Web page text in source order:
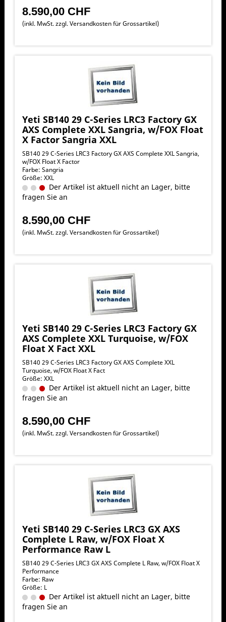
8.590,00 CHF
(inkl. MwSt. zzgl.Versandkosten für Grossartikel)
Yeti SB140 29 C-Series LRC3 Factory GX
AXS Complete XXL Sangria, w/FOX Float
X Factor Sangria XXL
SB140 29 C-Series LRC3 Factory GX AXS Complete XXL Sangria,
w/FOX Float X Factor
Farbe: Sangria
Größe: XXL
Der Artikel ist aktuell nicht an Lager, bitte
fragen Sie an
8.590,00 CHF
(inkl. MwSt. zzgl.Versandkosten für Grossartikel)
Yeti SB140 29 C-Series LRC3 Factory GX
AXS Complete XXL Turquoise, w/FOX
Float X Fact XXL
SB140 29 C-Series LRC3 Factory GX AXS Complete XXL
Turquoise, w/FOX Float X Fact
Größe: XXL
Der Artikel ist aktuell nicht an Lager, bitte
fragen Sie an
8.590,00 CHF
(inkl. MwSt. zzgl.Versandkosten für Grossartikel)
Yeti SB140 29 C-Series LRC3 GX AXS
Complete L Raw, w/FOX Float X
Performance Raw L
SB140 29 C-Series LRC3 GX AXS Complete L Raw, w/FOX Float X
Performance
Farbe: Raw
Größe: L
Der Artikel ist aktuell nicht an Lager, bitte
fragen Sie an